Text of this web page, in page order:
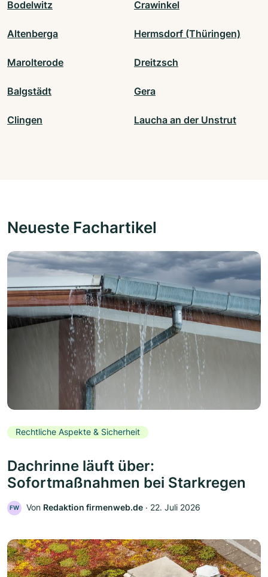
Bodelwitz Crawinkel
Altenberga Hermsdorf (Thüringen)
Marolterode Dreitzsch
Balgstädt Gera
Clingen Laucha an der Unstrut
Neueste Fachartikel
Rechtliche Aspekte & Sicherheit
Dachrinne läuft über:
Sofortmaßnahmen bei Starkregen
FW Von Redaktion firmenweb.de ‧ 22. Juli 2026